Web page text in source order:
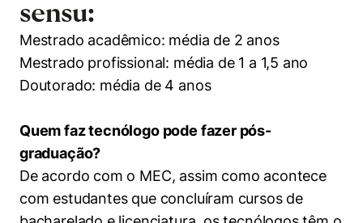
sensu:
Mestrado acadêmico: média de 2 anos
Mestrado profissional: média de 1 a 1,5 ano
Doutorado: média de 4 anos
Quem faz tecnólogo pode fazer pós-
graduação?
De acordo com o MEC, assim como acontece
com estudantes que concluíram cursos de